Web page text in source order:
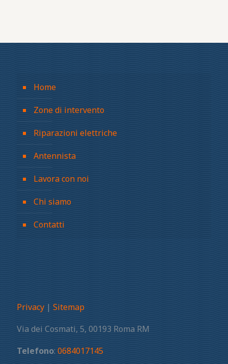
Home
Zone di intervento
Riparazioni elettriche
Antennista
Lavora con noi
Chi siamo
Contatti
Privacy | Sitemap
Via dei Cosmati, 5, 00193 Roma RM
Telefono: 0684017145